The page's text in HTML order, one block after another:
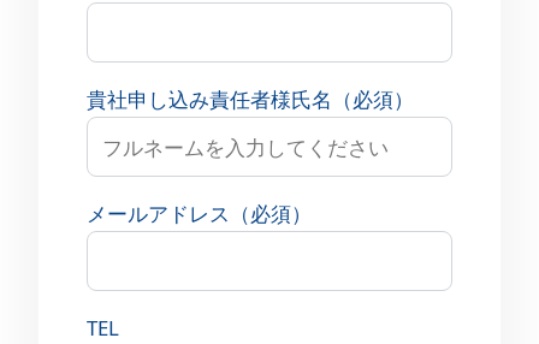
貴社申し込み責任者様氏名（必須）
メールアドレス（必須）
TEL